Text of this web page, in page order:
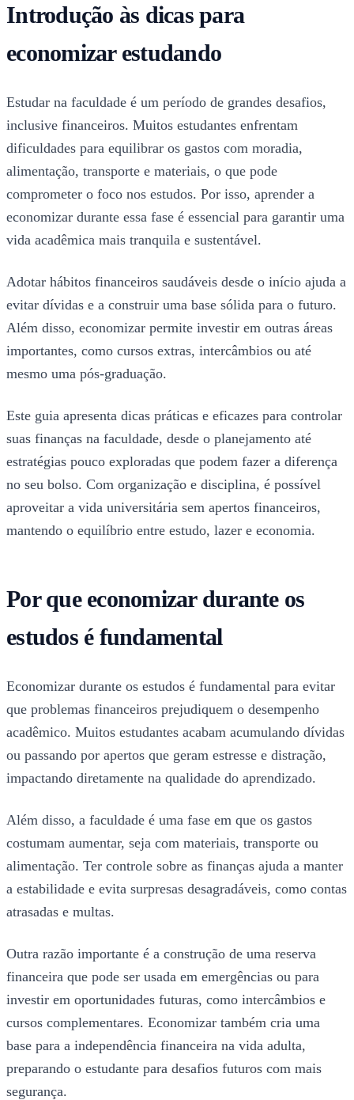
Introdução às dicas para
economizar estudando
Estudar na faculdade é um período de grandes desafios,
inclusive financeiros. Muitos estudantes enfrentam
dificuldades para equilibrar os gastos com moradia,
alimentação, transporte e materiais, o que pode
comprometer o foco nos estudos. Por isso, aprender a
economizar durante essa fase é essencial para garantir uma
vida acadêmica mais tranquila e sustentável.
Adotar hábitos financeiros saudáveis desde o início ajuda a
evitar dívidas e a construir uma base sólida para o futuro.
Além disso, economizar permite investir em outras áreas
importantes, como cursos extras, intercâmbios ou até
mesmo uma pós-graduação.
Este guia apresenta dicas práticas e eficazes para controlar
suas finanças na faculdade, desde o planejamento até
estratégias pouco exploradas que podem fazer a diferença
no seu bolso. Com organização e disciplina, é possível
aproveitar a vida universitária sem apertos financeiros,
mantendo o equilíbrio entre estudo, lazer e economia.
Por que economizar durante os
estudos é fundamental
Economizar durante os estudos é fundamental para evitar
que problemas financeiros prejudiquem o desempenho
acadêmico. Muitos estudantes acabam acumulando dívidas
ou passando por apertos que geram estresse e distração,
impactando diretamente na qualidade do aprendizado.
Além disso, a faculdade é uma fase em que os gastos
costumam aumentar, seja com materiais, transporte ou
alimentação. Ter controle sobre as finanças ajuda a manter
a estabilidade e evita surpresas desagradáveis, como contas
atrasadas e multas.
Outra razão importante é a construção de uma reserva
financeira que pode ser usada em emergências ou para
investir em oportunidades futuras, como intercâmbios e
cursos complementares. Economizar também cria uma
base para a independência financeira na vida adulta,
preparando o estudante para desafios futuros com mais
segurança.